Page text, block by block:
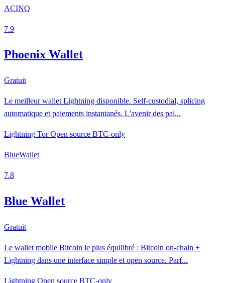
ACINQ
7.9
Phoenix Wallet
Gratuit
Le meilleur wallet Lightning disponible. Self-custodial, splicing
automatique et paiements instantanés. L'avenir des pai...
Lightning Tor Open source BTC-only
BlueWallet
7.8
Blue Wallet
Gratuit
Le wallet mobile Bitcoin le plus équilibré : Bitcoin on-chain +
Lightning dans une interface simple et open source. Parf...
Lightning Open source BTC-only